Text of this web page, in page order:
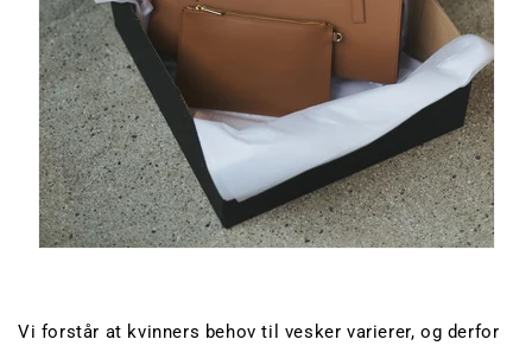
Vi forstår at kvinners behov til vesker varierer, og derfor